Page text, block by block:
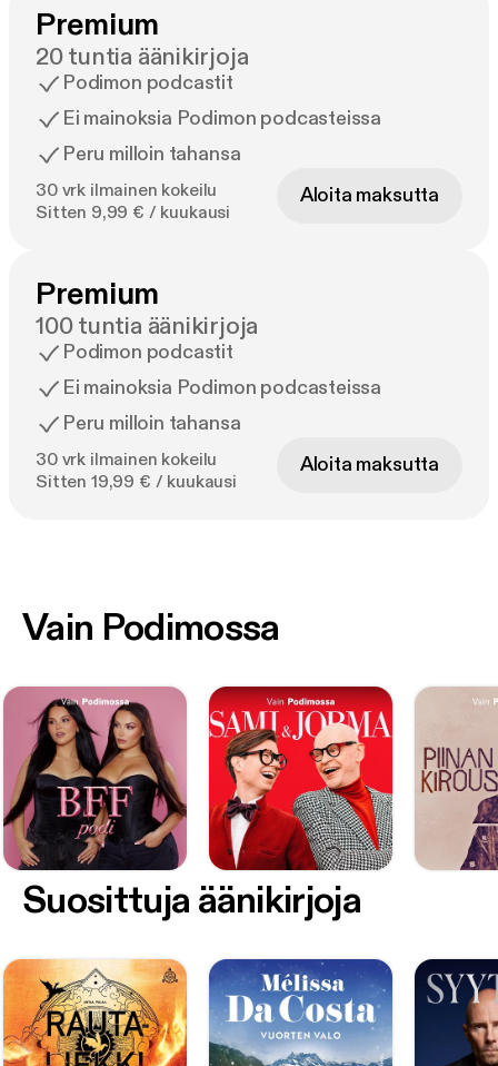
Premium
20 tuntia äänikirjoja
Podimon podcastit
Ei mainoksia Podimon podcasteissa
Peru milloin tahansa
30 vrk ilmainen kokeilu
Sitten 9,99 € / kuukausi
Aloita maksutta
Premium
100 tuntia äänikirjoja
Podimon podcastit
Ei mainoksia Podimon podcasteissa
Peru milloin tahansa
30 vrk ilmainen kokeilu
Sitten 19,99 € / kuukausi
Aloita maksutta
Vain Podimossa
Suosittuja äänikirjoja